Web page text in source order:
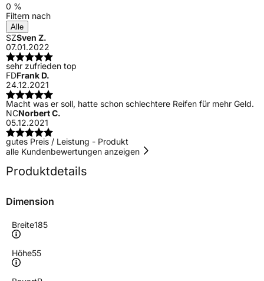
0 %
Filtern nach
Alle
SZSven Z.
07.01.2022
sehr zufrieden top
FDFrank D.
24.12.2021
Macht was er soll, hatte schon schlechtere Reifen für mehr Geld.
NCNorbert C.
05.12.2021
gutes Preis / Leistung - Produkt
alle Kundenbewertungen anzeigen
Produktdetails
Dimension
Breite185
Höhe55